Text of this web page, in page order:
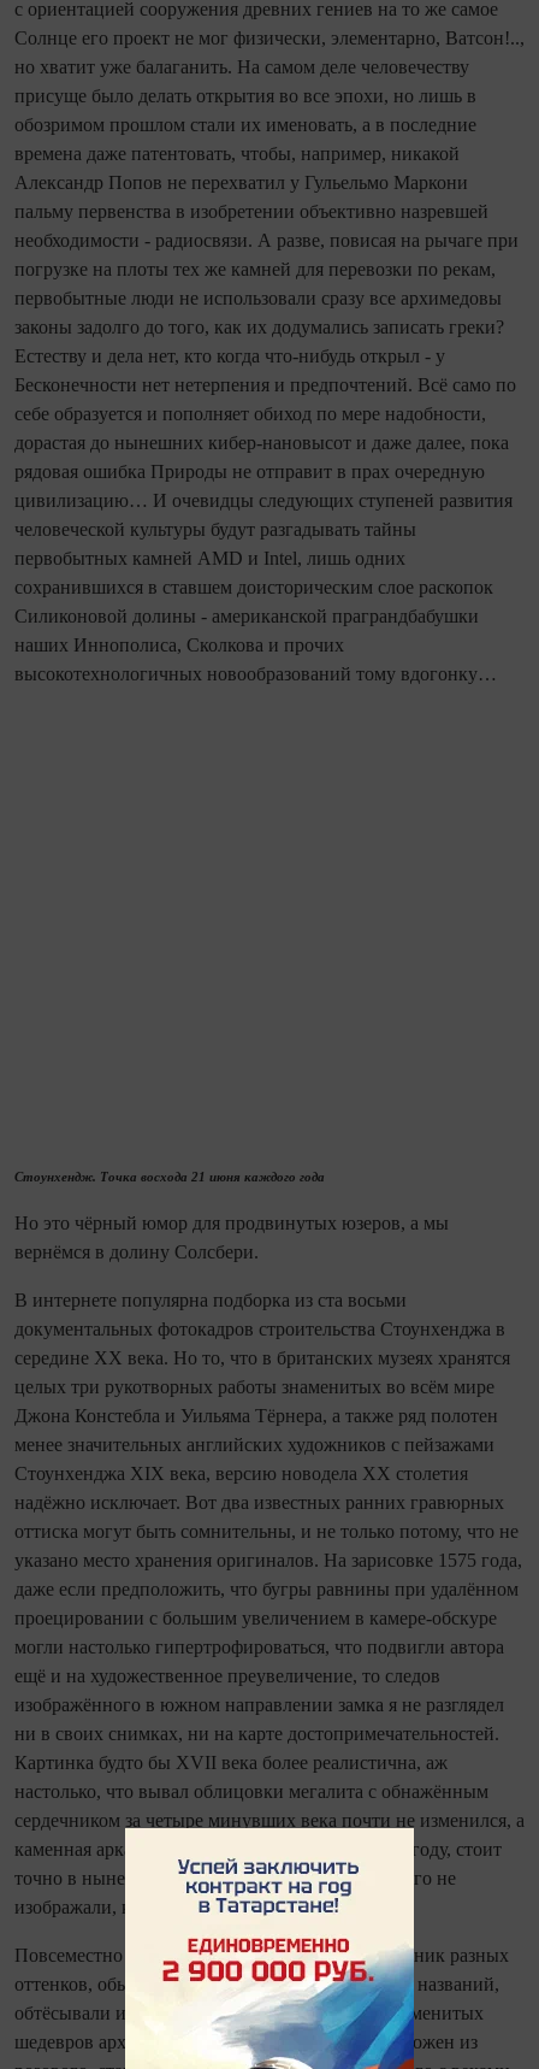
с ориентацией сооружения древних гениев на то же самое
Солнце его проект не мог физически, элементарно, Ватсон!..,
но хватит уже балаганить. На самом деле человечеству
присуще было делать открытия во все эпохи, но лишь в
обозримом прошлом стали их именовать, а в последние
времена даже патентовать, чтобы, например, никакой
Александр Попов не перехватил у Гульельмо Маркони
пальму первенства в изобретении объективно назревшей
необходимости - радиосвязи. А разве, повисая на рычаге при
погрузке на плоты тех же камней для перевозки по рекам,
первобытные люди не использовали сразу все архимедовы
законы задолго до того, как их додумались записать греки?
Естеству и дела нет, кто ко­гда что‑нибудь открыл - у
Бесконечности нет нетерпения и предпочтений. Всё само по
себе образуется и пополняет обиход по мере надобности,
дорастая до нынешних кибер‑нановысот и даже далее, пока
рядовая ошибка Природы не отправит в прах очередную
цивилизацию… И очевидцы следующих ступеней развития
человеческой культуры будут разгадывать тайны
первобытных камней AMD и Intel, лишь одних
сохранившихся в ставшем доисторическим слое раскопок
Силиконовой долины - американской праграндбабушки
наших Иннополиса, Сколкова и прочих
высокотехнологичных новообразований тому вдогонку…
Стоунхендж. Точка восхода 21 июня каждого года
Но это чёрный юмор для продвинутых юзеров, а мы
вернёмся в долину Солсбери.
В интернете популярна подборка из ста восьми
документальных фотокадров строи­тель­ства Стоунхенджа в
середине ХХ века. Но то, что в британских музеях хранятся
целых три рукотворных работы знаменитых во всём мире
Джона Констебла и Уильяма Тёрнера, а также ряд полотен
менее значительных английских художников с пейзажами
Стоунхенджа XIX века, версию новодела ХХ столетия
надёжно исключает. Вот два известных ранних гравюрных
оттиска могут быть ­сомнительны, и не только потому, что не
указано место хранения оригиналов. На зарисовке 1575 года,
даже если предположить, что бугры равнины при удалённом
проецировании с большим увеличением в камере‑обскуре
могли настолько гипертрофироваться, что подвигли автора
ещё и на художественное преувеличение, то следов
изображённого в южном направлении замка я не разглядел
ни в своих снимках, ни на карте достопримечательностей.
Картинка будто бы XVII века более реалистична, аж
настолько, что вывал облицовки мегалита с обнажённым
сердечником за четыре минувших века по­чти не изменился, а
каменная арка - трилит, вновь поднятый в 1958 году, стоит
точно в нынешнем состоянии, хотя в XIX веке его не
изображали, как и вывал, впрочем.
Повсеместно распространённый в Европе песчаник разных
оттенков, обычно вообще не имею­щий местных названий,
обтёсывали и клали в стены чуть ли не всех знаменитых
шедевров архитектуры: Страсбургский собор сложен из